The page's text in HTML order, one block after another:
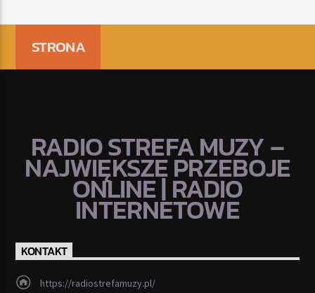
STRONA
RADIO STREFA MUZY –
NAJWIĘKSZE PRZEBOJE
ONLINE | RADIO
INTERNETOWE
KONTAKT
https://radiostrefamuzy.pl/